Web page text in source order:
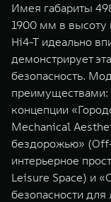
Имея габариты
1900 мм в высоту
Hi4-T идеально
демонстрирует
безопасность.
преимуществами:
концепции
Mechanical
бездорожью»
интерьерное
Leisure Space) и
безопасности